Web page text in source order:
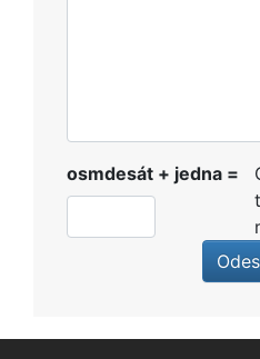
osmdesát + jedna =